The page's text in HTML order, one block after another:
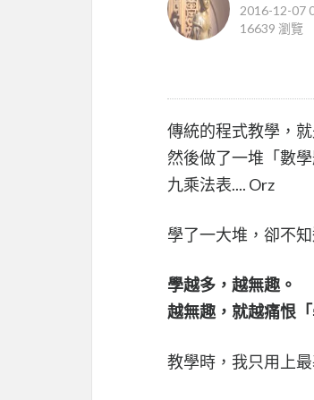
2016-12-07
16639 瀏覽
傳統的程式教學，
然後做了一堆「數
九乘法表.... Orz
學了一大堆，卻不
學越多，越無趣。
越無趣，就越痛恨「
教學時，我只用上